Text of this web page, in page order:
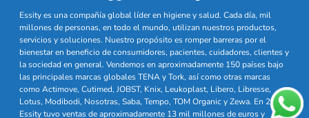
Essity es una compañía global líder en higiene y salud. Cada día, mil
millones de personas, en todo el mundo, utilizan nuestros productos,
servicios y soluciones. Nuestro propósito es romper barreras por el
bienestar en beneficio de consumidores, pacientes, cuidadores, clientes y
la sociedad en general. Vendemos en aproximadamente 150 países bajo
las principales marcas globales TENA y Tork, así como otras marcas
como Actimove, Cutimed, JOBST, Knix, Leukoplast, Libero, Libresse,
Lotus, Modibodi, Nosotras, Saba, Tempo, TOM Organic y Zewa. En 2024,
Essity tuvo ventas de aproximadamente 13 mil millones de euros y